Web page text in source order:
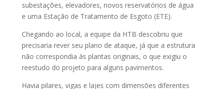
subestações, elevadores, novos reservatórios de água
e uma Estação de Tratamento de Esgoto (ETE).
Chegando ao local, a equipe da HTB descobriu que
precisaria rever seu plano de ataque, já que a estrutura
não correspondia às plantas originais, o que exigiu o
reestudo do projeto para alguns pavimentos.
Havia pilares, vigas e lajes com dimensões diferentes